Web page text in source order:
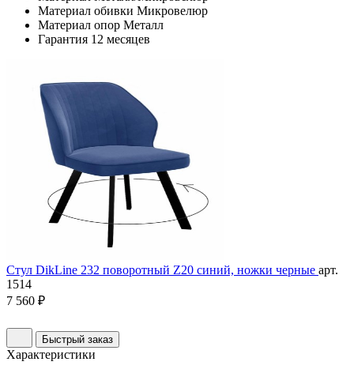
Материал обивки Микровелюр
Материал опор Металл
Гарантия 12 месяцев
Стул DikLine 232 поворотный Z20 синий, ножки черные арт.
1514
7 560 ₽
Быстрый заказ
Характеристики